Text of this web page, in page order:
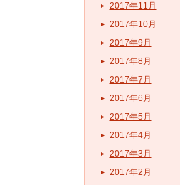
2017年11月
2017年10月
2017年9月
2017年8月
2017年7月
2017年6月
2017年5月
2017年4月
2017年3月
2017年2月